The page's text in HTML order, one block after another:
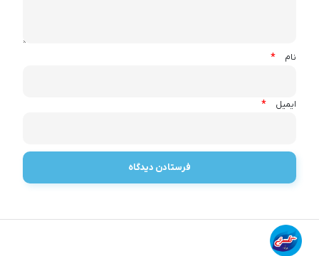
نام *
ایمیل *